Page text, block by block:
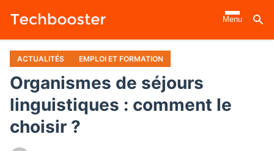
contenu
principal
Menu
ACTUALITÉS EMPLOI ET FORMATION
Organismes de séjours
linguistiques : comment le
choisir ?